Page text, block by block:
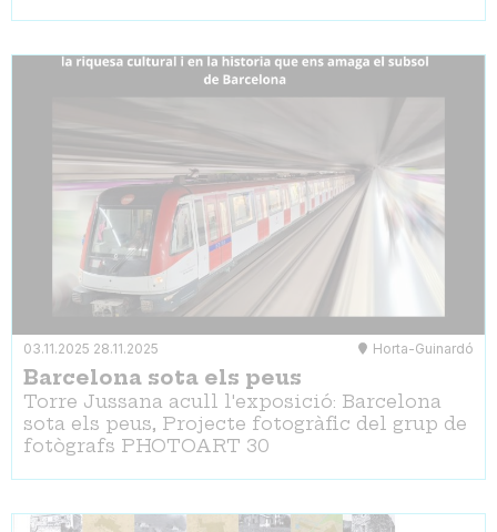
03.11.2025 28.11.2025 Horta-Guinardó
Barcelona sota els peus
Torre Jussana acull l'exposició: Barcelona
sota els peus, Projecte fotogràfic del grup de
fotògrafs PHOTOART 30